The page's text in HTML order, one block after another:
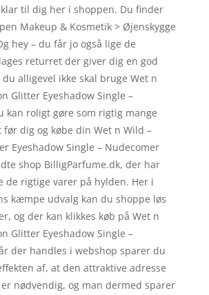
til dig her i shoppen. Du finder
Makeup & Kosmetik > Øjenskygge
hey – du får jo også lige de
returret der giver dig en god
alligevel ikke skal bruge Wet n
Glitter Eyeshadow Single –
kan roligt gøre som rigtig mange
dig og købe din Wet n Wild –
Eyeshadow Single – Nudecomer
shop BilligParfume.dk, der har
de rigtige varer på hylden. Her i
kæmpe udvalg kan du shoppe løs
og der kan klikkes køb på Wet n
Glitter Eyeshadow Single –
der handles i webshop sparer du
af, at den attraktive adresse
nødvendig, og man dermed sparer